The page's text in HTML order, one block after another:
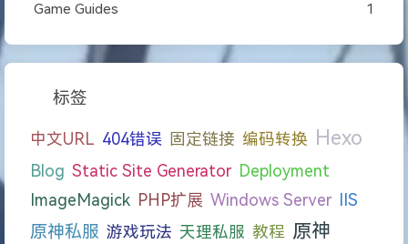
Game Guides 1
标签
中文URL 404错误 固定链接 编码转换 Hexo
Blog Static Site Generator Deployment
ImageMagick PHP扩展 Windows Server IIS
原神私服 游戏玩法 天理私服 教程 原神